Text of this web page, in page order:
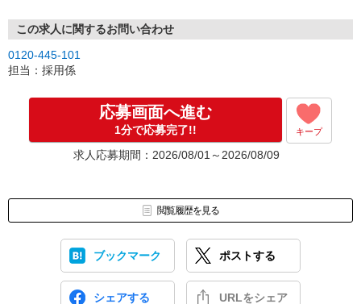
この求人に関するお問い合わせ
0120-445-101
担当：採用係
応募画面へ進む
1分で応募完了!! キープ
求人応募期間：2026/08/01～2026/08/09
閲覧履歴を見る
ブックマーク ポストする
シェアする URLをシェア